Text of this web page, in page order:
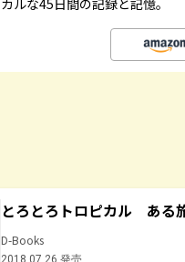
カルな45日間の記録と記憶。
とろとろトロピカル ある
D-Books
2018.07.26 発売